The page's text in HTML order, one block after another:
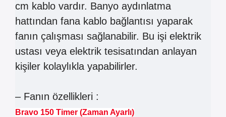
cm kablo vardır. Banyo aydınlatma
hattından fana kablo bağlantısı yaparak
fanın çalışması sağlanabilir. Bu işi elektrik
ustası veya elektrik tesisatından anlayan
kişiler kolaylıkla yapabilirler.
– Fanın özellikleri :
Bravo 150 Timer (Zaman Ayarlı)